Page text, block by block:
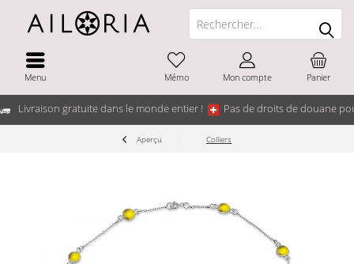
Livraison gratuite dans le monde entier ! Pas de droits de douane
Menu Panier
Mémo Mon compte
Aperçu Colliers